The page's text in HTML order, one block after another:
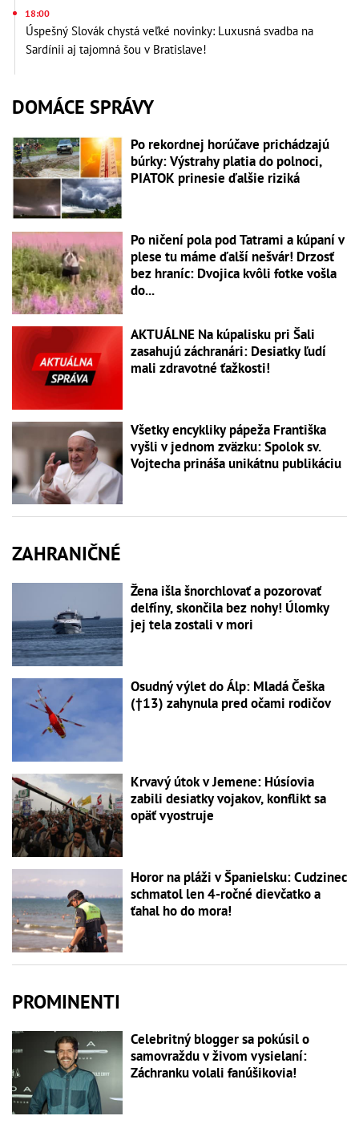
18:00
Úspešný Slovák chystá veľké novinky: Luxusná svadba na
Sardínii aj tajomná šou v Bratislave!
DOMÁCE SPRÁVY
Po rekordnej horúčave prichádzajú
búrky: Výstrahy platia do polnoci,
PIATOK prinesie ďalšie riziká
Po ničení pola pod Tatrami a kúpaní v
plese tu máme ďalší nešvár! Drzosť
bez hraníc: Dvojica kvôli fotke vošla
do...
AKTUÁLNE Na kúpalisku pri Šali
zasahujú záchranári: Desiatky ľudí
mali zdravotné ťažkosti!
Všetky encykliky pápeža Františka
vyšli v jednom zväzku: Spolok sv.
Vojtecha prináša unikátnu publikáciu
ZAHRANIČNÉ
Žena išla šnorchlovať a pozorovať
delfíny, skončila bez nohy! Úlomky
jej tela zostali v mori
Osudný výlet do Álp: Mladá Češka
(†13) zahynula pred očami rodičov
Krvavý útok v Jemene: Húsíovia
zabili desiatky vojakov, konflikt sa
opäť vyostruje
Horor na pláži v Španielsku: Cudzinec
schmatol len 4-ročné dievčatko a
ťahal ho do mora!
PROMINENTI
Celebritný blogger sa pokúsil o
samovraždu v živom vysielaní:
Záchranku volali fanúšikovia!